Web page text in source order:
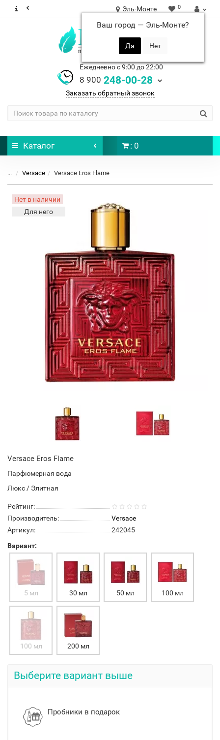
Эль-Монте
Ваш город — Эль-Монте?
0
Ежедневно с 9:00 до 22:00
8 900 248-00-28
Заказать обратный звонок
Каталог : 0
... Versace Versace Eros Flame
Нет в наличии
Для него
Versace Eros Flame
Парфюмерная вода
Люкс / Элитная
Рейтинг:
Производитель:
Versace
Артикул:
242045
Вариант:
5 мл 30 мл 50 мл 100 мл
100 мл 200 мл
Выберите вариант выше
Пробники в подарок